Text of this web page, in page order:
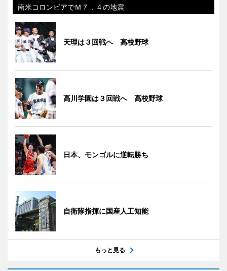
南米コロンビアでＭ７．４の地震
天理は３回戦へ 高校野球
高川学園は３回戦へ 高校野球
日本、モンゴルに逆転勝ち
自衛隊指揮に国産人工知能
もっと見る